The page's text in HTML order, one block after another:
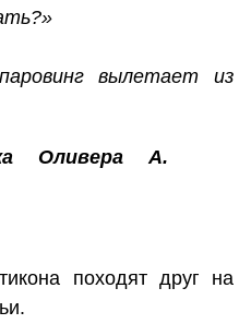
вылетает из
Оливера А.
походят друг на